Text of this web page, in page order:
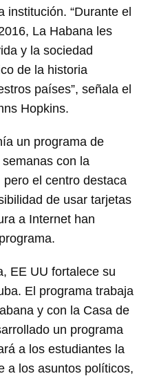
institución. “Durante el
La Habana les
y la sociedad
de la historia
países”, señala el
Hopkins.
un programa de
con la
el centro destaca
de usar tarjetas
a Internet han
EE UU fortalece su
El programa trabaja
y con la Casa de
un programa
a los estudiantes la
a los asuntos políticos,